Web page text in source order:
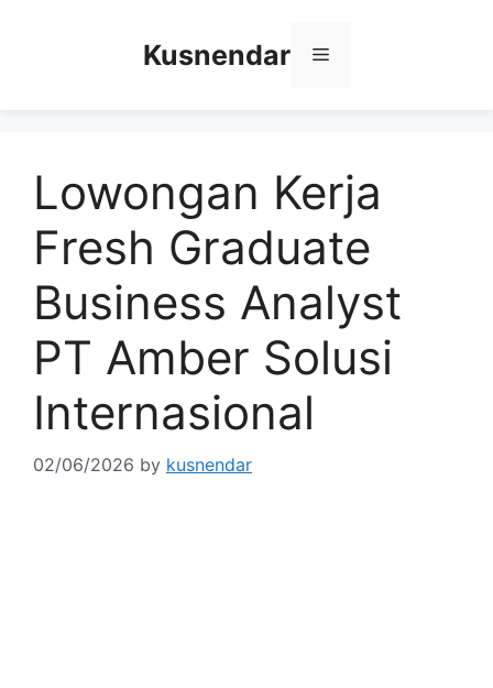
Kusnendar Menu
Lowongan Kerja
Fresh Graduate
Business Analyst
PT Amber Solusi
Internasional
02/06/2026 by kusnendar